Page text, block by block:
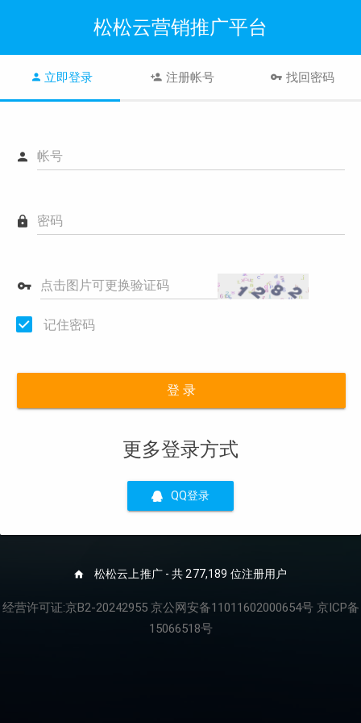
松松云营销推广平台
立即登录 注册帐号 找回密码
帐号
密码
点击图片可更换验证码
记住密码
登 录
更多登录方式
QQ登录
松松云上推广 - 共 277,189 位注册用户
经营许可证:京B2-20242955 京公网安备11011602000654号 京ICP备
15066518号